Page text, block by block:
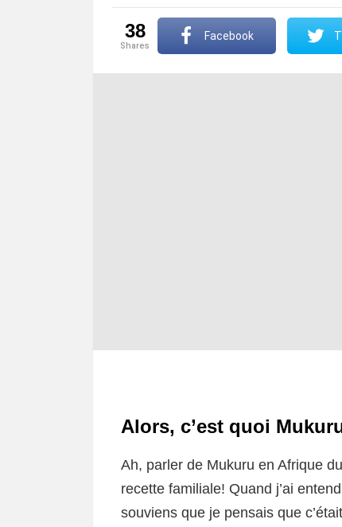
38
shares
Facebook
Alors, c’est quoi
Ah, parler de Mukuru en Afrique
recette familiale! Quand j’ai
souviens que je pensais que